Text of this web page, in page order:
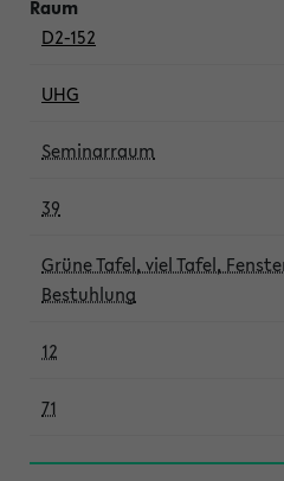
D2-152
UHG
Seminarraum
39
Grüne Tafel, viel Tafel,
Bestuhlung
12
71